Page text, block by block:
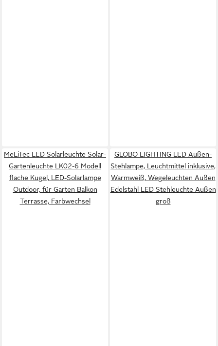
MeLiTec LED Solarleuchte Solar-
Gartenleuchte LK02-6 Modell
flache Kugel, LED-Solarlampe
Outdoor, für Garten Balkon
Terrasse, Farbwechsel
GLOBO LIGHTING LED Außen-
Stehlampe, Leuchtmittel inklusive,
Warmweiß, Wegeleuchten Außen
Edelstahl LED Stehleuchte Außen
groß